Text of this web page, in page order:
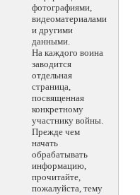
фотографиями,
видеоматериалами
и другими
данными.
На каждого воина
заводится
отдельная
страница,
посвященная
конкретному
участнику войны.
Прежде чем
начать
обрабатывать
информацию,
прочитайте,
пожалуйста, тему